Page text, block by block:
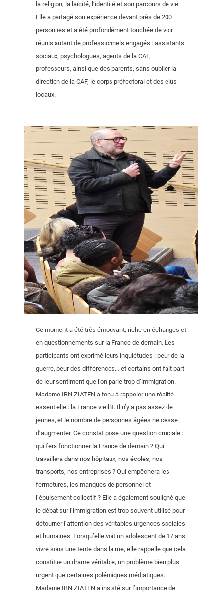
la religion, la laïcité, l’identité et son parcours de vie.
Elle a partagé son expérience devant près de 200
personnes et a été profondément touchée de voir
réunis autant de professionnels engagés : assistants
sociaux, psychologues, agents de la CAF,
professeurs, ainsi que des parents, sans oublier la
direction de la CAF, le corps préfectoral et des élus
locaux.
Ce moment a été très émouvant, riche en échanges et
en questionnements sur la France de demain. Les
participants ont exprimé leurs inquiétudes : peur de la
guerre, peur des différences… et certains ont fait part
de leur sentiment que l’on parle trop d’immigration.
Madame IBN ZIATEN a tenu à rappeler une réalité
essentielle : la France vieillit. Il n’y a pas assez de
jeunes, et le nombre de personnes âgées ne cesse
d’augmenter. Ce constat pose une question cruciale :
qui fera fonctionner la France de demain ? Qui
travaillera dans nos hôpitaux, nos écoles, nos
transports, nos entreprises ? Qui empêchera les
fermetures, les manques de personnel et
l’épuisement collectif ? Elle a également souligné que
le débat sur l’immigration est trop souvent utilisé pour
détourner l’attention des véritables urgences sociales
et humaines. Lorsqu’elle voit un adolescent de 17 ans
vivre sous une tente dans la rue, elle rappelle que cela
constitue un drame véritable, un problème bien plus
urgent que certaines polémiques médiatiques.
Madame IBN ZIATEN a insisté sur l’importance de